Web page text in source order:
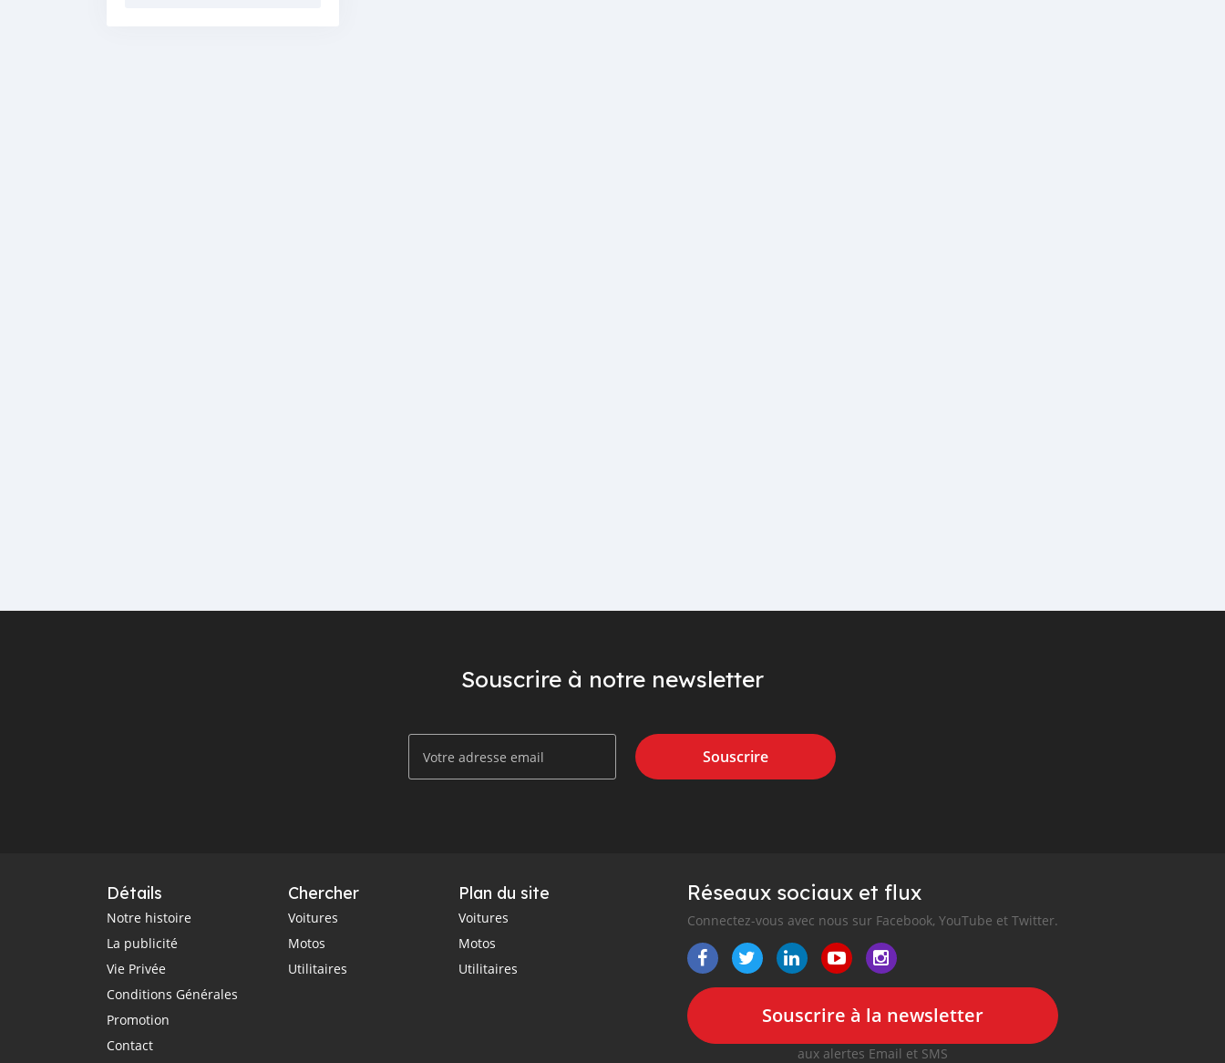
Souscrire à notre newsletter
Souscrire
Détails
Notre histoire
La publicité
Vie Privée
Conditions Générales
Promotion
Contact
Chercher
Voitures
Motos
Utilitaires
Plan du site
Voitures
Motos
Utilitaires
Réseaux sociaux et flux
Connectez-vous avec nous sur Facebook, YouTube et Twitter.
Souscrire à la newsletter
aux alertes Email et SMS